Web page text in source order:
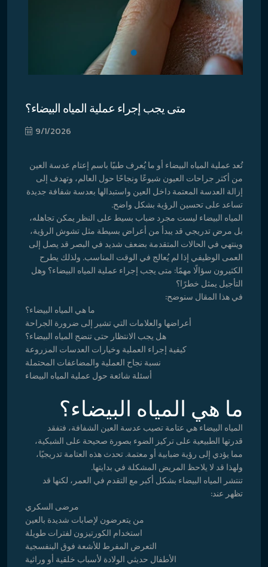
متى يجب إجراء عملية المياه البيضاء؟
9/1/2026
تُعد عملية المياه البيضاء أو ما يُعرف طبيًا باسم إعتام عدسة العين
من أكثر جراحات العيون شيوعًا ونجاحًا حول العالم، وتهدف إلى
إزالة العدسة المعتمة داخل العين واستبدالها بعدسة شفافة جديدة
تساعد على تحسين الرؤية بشكل واضح.
المياه البيضاء ليست مجرد ضباب بسيط على النظر يمكن تجاهله،
بل مرض تدريجي قد يبدأ من أعراض بسيطة مثل تشوش الرؤية،
وينتهي في الحالات المتقدمة بضعف شديد في البصر قد يصل إلى
العمى الوظيفي إذا لم يُعالج في الوقت المناسب. ولذلك يطرح
الكثيرون سؤالًا مهمًا: متى يجب إجراء عملية المياه البيضاء؟ وهل
التأجيل يمثل خطرًا؟
في هذا المقال سنوضح:
ما هي المياه البيضاء؟
أعراضها والعلامات التي تشير إلى ضرورة الجراحة
هل يجب الانتظار حتى تنضج المياه البيضاء؟
كيفية إجراء العملية وخيارات العدسات المزروعة
نسبة نجاح العملية والمضاعفات المحتملة
أسئلة شائعة حول عملية المياه البيضاء
ما هي المياه البيضاء؟
المياه البيضاء هي عتامة تصيب عدسة العين الشفافة، فتفقد
قدرتها الطبيعية على تركيز الضوء بصورة صحيحة على الشبكية،
مما يؤدي إلى رؤية ضبابية أو معتمة. تحدث هذه العتامة تدريجيًا،
ولهذا قد لا يلاحظ المريض المشكلة في بدايتها.
تنتشر المياه البيضاء بشكل أكبر مع التقدم في العمر، لكنها قد
تظهر عند:
مرضى السكري
من يتعرضون لإصابات شديدة بالعين
استخدام الكورتيزون لفترات طويلة
التعرض المفرط للأشعة فوق البنفسجية
الأطفال حديثي الولادة لأسباب خلقية أو وراثية